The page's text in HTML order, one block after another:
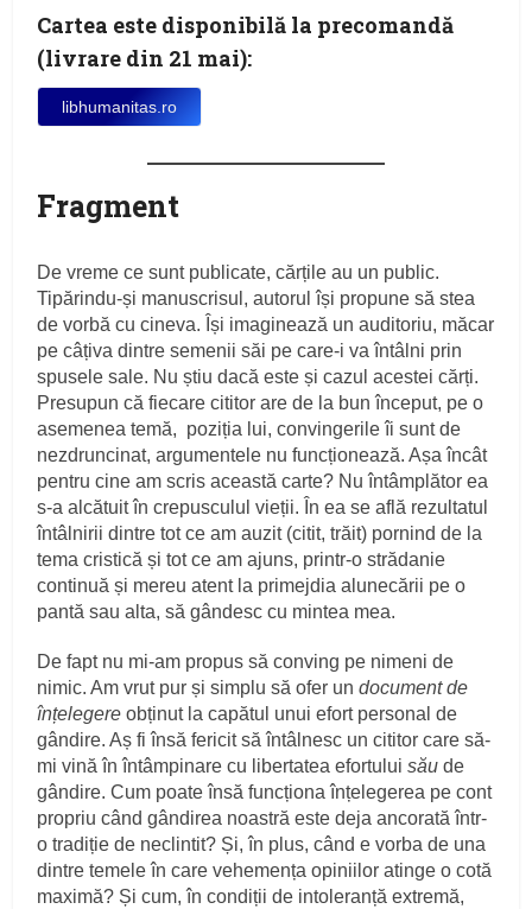
Cartea este disponibilă la precomandă
(livrare din 21 mai):
libhumanitas.ro
Fragment
De vreme ce sunt publicate, cărțile au un public.
Tipărindu-și manuscrisul, autorul își propune să stea
de vorbă cu cineva. Își imaginează un auditoriu, măcar
pe câțiva dintre semenii săi pe care-i va întâlni prin
spusele sale. Nu știu dacă este și cazul acestei cărți.
Presupun că fiecare cititor are de la bun început, pe o
asemenea temă, poziția lui, convingerile îi sunt de
nezdruncinat, argumentele nu funcționează. Așa încât
pentru cine am scris această carte? Nu întâmplător ea
s-a alcătuit în crepusculul vieții. În ea se află rezultatul
întâlnirii dintre tot ce am auzit (citit, trăit) pornind de la
tema cristică și tot ce am ajuns, printr-o strădanie
continuă și mereu atent la primejdia alunecării pe o
pantă sau alta, să gândesc cu mintea mea.
De fapt nu mi-am propus să conving pe nimeni de
nimic. Am vrut pur și simplu să ofer undocument de
înțelegere obținut la capătul unui efort personal de
gândire. Aș fi însă fericit să întâlnesc un cititor care să-
mi vină în întâmpinare cu libertatea efortuluisău de
gândire. Cum poate însă funcționa înțelegerea pe cont
propriu când gândirea noastră este deja ancorată într-
o tradiție de neclintit? Și, în plus, când e vorba de una
dintre temele în care vehemența opiniilor atinge o cotă
maximă? Și cum, în condiții de intoleranță extremă,